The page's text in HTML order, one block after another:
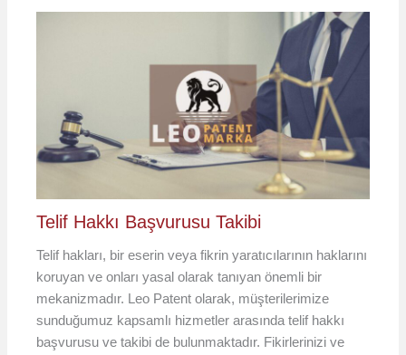
Telif Hakkı Başvurusu Takibi
Telif hakları, bir eserin veya fikrin yaratıcılarının haklarını
koruyan ve onları yasal olarak tanıyan önemli bir
mekanizmadır. Leo Patent olarak, müşterilerimize
sunduğumuz kapsamlı hizmetler arasında telif hakkı
başvurusu ve takibi de bulunmaktadır. Fikirlerinizi ve